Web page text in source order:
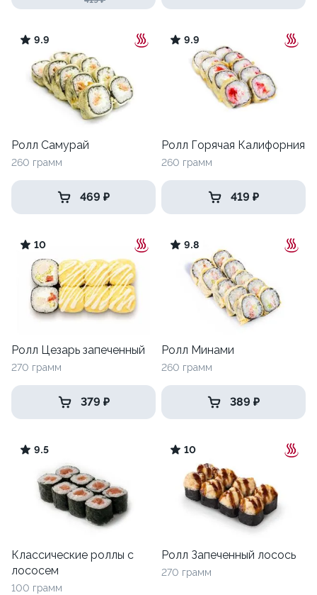
9.9
Ролл Самурай
260 грамм
469 ₽
9.9
Ролл Горячая Калифорния
260 грамм
419 ₽
10
Ролл Цезарь запеченный
270 грамм
379 ₽
9.8
Ролл Минами
260 грамм
389 ₽
9.5
Классические роллы с
лососем
100 грамм
10
Ролл Запеченный лосось
270 грамм